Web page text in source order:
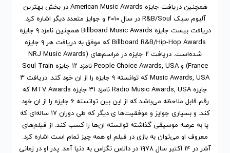
همچنین دریافت جایزه American Music Awards در بخش بهترین
آلبوم سبک R&B/Soul در سال ۲۰۱۰ و جوایز متعدد دیگر اشاره کرد.
دریافت بیست جایزه Billboard Music Awards همچنین نامزد ۹ جایزه
Billboard R&B/Hip-Hop Awards که موفق به دریافت هر ۹ جایزه
شده‌است. دریافت ۲ جایزه در مراسم‌های (NRJ Music Awards
(France و People Choice Awards, USA نامزد ۱۲ جایزه Soul Train
Music Awards, USA که توانسته ۹ جایزه را از ان خود کند. دریافت ۳
جایزه Radio Music Awards, USA نامزد ۳۱ جایزه MTV Awards که
رقم قابل ملاحظه می‌باشد که از این بین توانسته ۶ جایزه را از ان خود
کند. و بسیاری جوایز و موفقیت‌ها ی دیگر که طی دوران ۱۷ ساله‌ای که
پا به عرصه موسیقی گذاشته توانسته ان‌ها را کسب کند. از فیلم‌های
معروف او می‌توان به بازی در فیلم او همه چیز تمام است اشاره کرد.
آشر در ۱۴ اکتبر سال ۱۹۷۸ در دالاس تگزاس به دنیا آمد. پدر او در زمانی